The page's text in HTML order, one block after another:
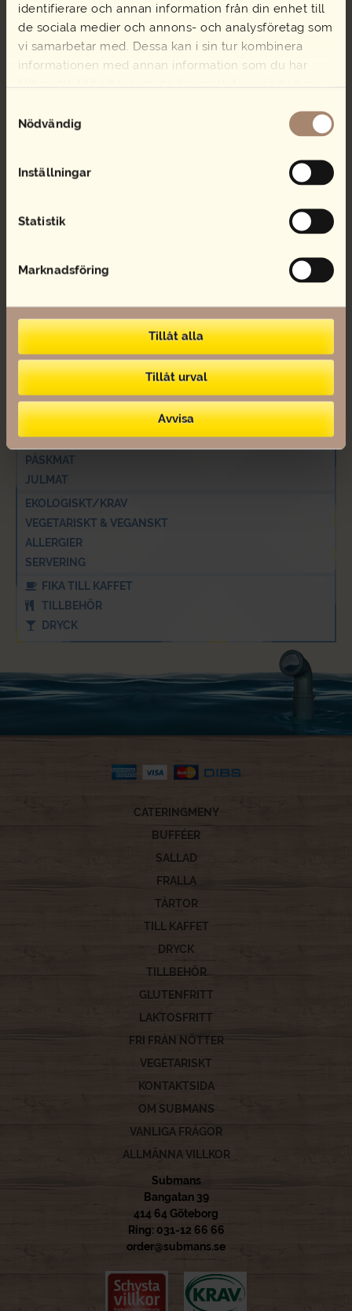
identifierare och annan information från din enhet till
de sociala medier och annons- och analysföretag som
vi samarbetar med. Dessa kan i sin tur kombinera
informationen med annan information som du har
Nödvändig
Inställningar
Statistik
Marknadsföring
Tillåt alla
Tillåt urval
Avvisa
Snitt Skaldjur
44,00kr
Skaldjur
Lägg i varukorg
Student mingel
214,00kr
mingel
Lägg i varukorg
BUFFÉER
STUDENTCATERING
SMÖRGÅSAR & BAGUETTER
FÖRETAGSCATERING
FRALLOR OCH FRUKOST
LUNCH OCH SALLADER
FRUKT
SEMLA
TÅRTOR
PÅSKMAT
JULMAT
EKOLOGISKT/KRAV
VEGETARISKT & VEGANSKT
ALLERGIER
SERVERING
FIKA TILL KAFFET
TILLBEHÖR
DRYCK
CATERINGMENY
BUFFÉER
SALLAD
FRALLA
TÅRTOR
TILL KAFFET
DRYCK
TILLBEHÖR
GLUTENFRITT
LAKTOSFRITT
FRI FRÅN NÖTTER
VEGETARISKT
KONTAKTSIDA
OM SUBMANS
VANLIGA FRÅGOR
ALLMÄNNA VILLKOR
Submans
Bangatan 39
414 64 Göteborg
Ring: 031-12 66 66
order@submans.se